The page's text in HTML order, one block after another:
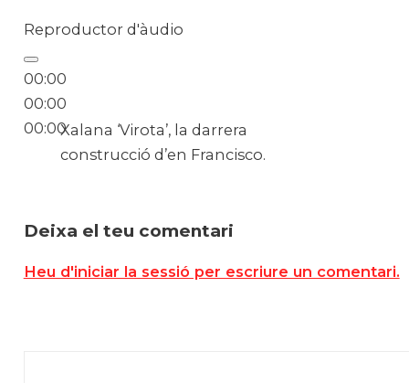
Reproductor d'àudio
00:00
00:00
00:00Xalana ‘Virota’, la darrera
construcció d’en Francisco.
Deixa el teu comentari
Heu d'iniciar la sessió per escriure un comentari.